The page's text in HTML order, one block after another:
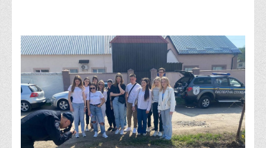
Реклами та зв'язків з громадськістю
Наукової роботи та міжнародної співпраці
Здобутки студентів
Матеріали наукових конференцій та вебінарів
Міжнародна діяльність
Закордонні партнери